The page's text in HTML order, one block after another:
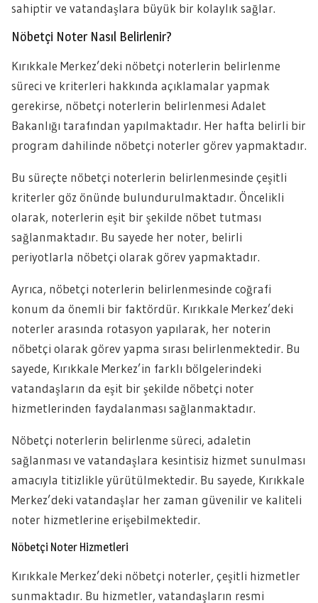
sahiptir ve vatandaşlara büyük bir kolaylık sağlar.
Nöbetçi Noter Nasıl Belirlenir?
Kırıkkale Merkez’deki nöbetçi noterlerin belirlenme
süreci ve kriterleri hakkında açıklamalar yapmak
gerekirse, nöbetçi noterlerin belirlenmesi Adalet
Bakanlığı tarafından yapılmaktadır. Her hafta belirli bir
program dahilinde nöbetçi noterler görev yapmaktadır.
Bu süreçte nöbetçi noterlerin belirlenmesinde çeşitli
kriterler göz önünde bulundurulmaktadır. Öncelikli
olarak, noterlerin eşit bir şekilde nöbet tutması
sağlanmaktadır. Bu sayede her noter, belirli
periyotlarla nöbetçi olarak görev yapmaktadır.
Ayrıca, nöbetçi noterlerin belirlenmesinde coğrafi
konum da önemli bir faktördür. Kırıkkale Merkez’deki
noterler arasında rotasyon yapılarak, her noterin
nöbetçi olarak görev yapma sırası belirlenmektedir. Bu
sayede, Kırıkkale Merkez’in farklı bölgelerindeki
vatandaşların da eşit bir şekilde nöbetçi noter
hizmetlerinden faydalanması sağlanmaktadır.
Nöbetçi noterlerin belirlenme süreci, adaletin
sağlanması ve vatandaşlara kesintisiz hizmet sunulması
amacıyla titizlikle yürütülmektedir. Bu sayede, Kırıkkale
Merkez’deki vatandaşlar her zaman güvenilir ve kaliteli
noter hizmetlerine erişebilmektedir.
Nöbetçi Noter Hizmetleri
Kırıkkale Merkez’deki nöbetçi noterler, çeşitli hizmetler
sunmaktadır. Bu hizmetler, vatandaşların resmi